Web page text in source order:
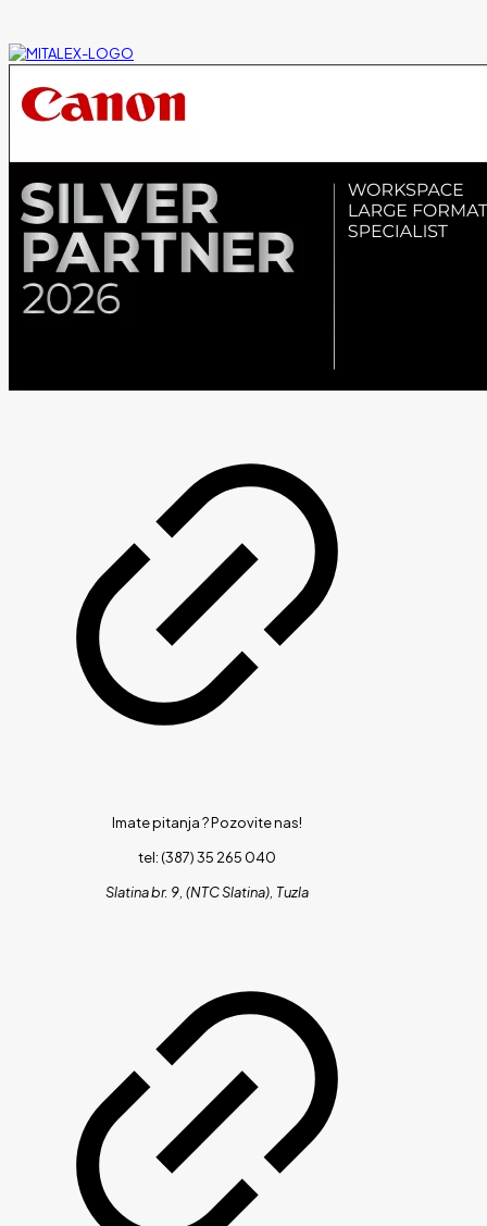
Imate pitanja ?Pozovite nas!
tel: (387) 35 265 040
Slatina br. 9, (NTC Slatina), Tuzla